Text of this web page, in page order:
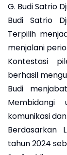
G. Budi Satrio
Budi Satrio
Terpilih
menjalani
Kontestasi
berhasil
Budi
komunikasi
Berdasarkan
tahun 2024